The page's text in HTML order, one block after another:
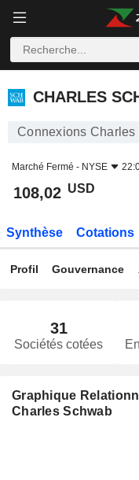
CHARLES SCHWAB
CHARLES
Connexions Charles
Marché Fermé - NYSE
108,02 USD
Synthèse Cotations
Profil Gouvernance
31
Sociétés cotées
Graphique
Charles Schwab